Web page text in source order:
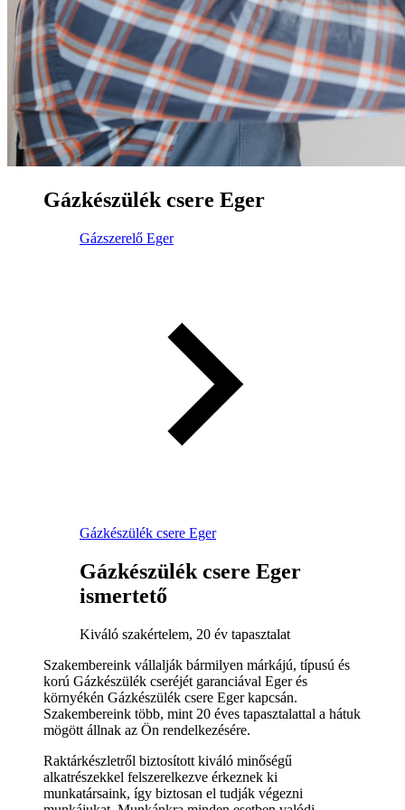
Gázkészülék csere Eger
Gázszerelő Eger
Gázkészülék csere Eger
Gázkészülék csere Eger
ismertető
Kiváló szakértelem, 20 év tapasztalat
Szakembereink vállalják bármilyen márkájú, típusú és
korú Gázkészülék cseréjét garanciával Eger és
környékén Gázkészülék csere Eger kapcsán.
Szakembereink több, mint 20 éves tapasztalattal a hátuk
mögött állnak az Ön rendelkezésére.
Raktárkészletről biztosított kiváló minőségű
alkatrészekkel felszerelkezve érkeznek ki
munkatársaink, így biztosan el tudják végezni